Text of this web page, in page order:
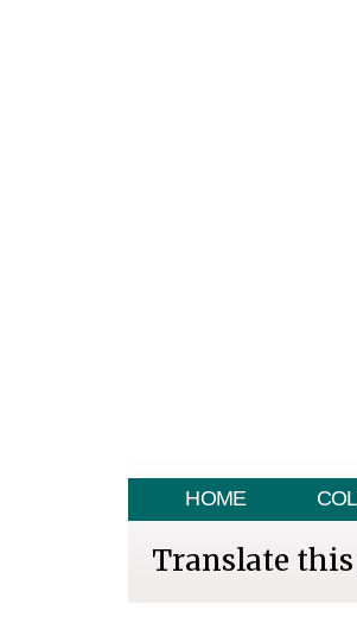
HOME
Translate this